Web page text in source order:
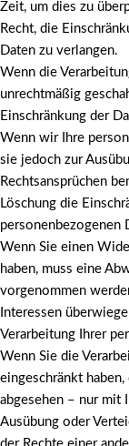
Zeit, um dies zu
Recht, die
Daten zu verlangen.
Wenn die
unrechtmäßig
Einschränkung der
Wenn wir Ihre
sie jedoch zur
Rechtsansprüchen
Löschung die
personenbezogenen
Wenn Sie einen
haben, muss eine
vorgenommen
Interessen
Verarbeitung Ihrer
Wenn Sie die
eingeschränkt
abgesehen – nur mit
Ausübung oder